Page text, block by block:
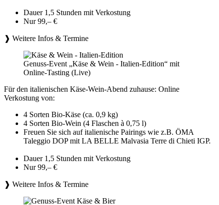
Dauer 1,5 Stunden mit Verkostung
Nur 99,– €
❱ Weitere Infos & Termine
Genuss-Event „Käse & Wein - Italien-Edition“ mit
Online-Tasting (Live)
Für den italienischen Käse-Wein-Abend zuhause: Online
Verkostung von:
4 Sorten Bio-Käse (ca. 0,9 kg)
4 Sorten Bio-Wein (4 Flaschen à 0,75 l)
Freuen Sie sich auf italienische Pairings wie z.B. ÖMA
Taleggio DOP mit LA BELLE Malvasia Terre di Chieti IGP.
Dauer 1,5 Stunden mit Verkostung
Nur 99,– €
❱ Weitere Infos & Termine